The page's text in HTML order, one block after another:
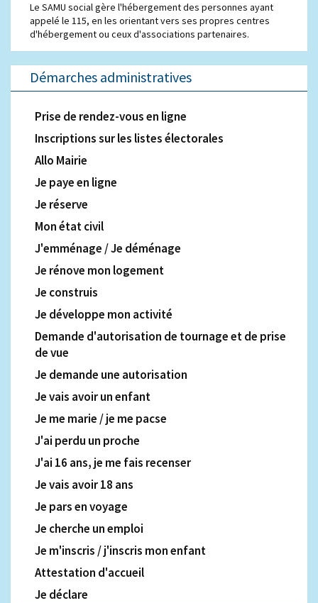
Le SAMU social gère l'hébergement des personnes ayant
appelé le 115, en les orientant vers ses propres centres
d'hébergement ou ceux d'associations partenaires.
Démarches administratives
Prise de rendez-vous en ligne
Inscriptions sur les listes électorales
Allo Mairie
Je paye en ligne
Je réserve
Mon état civil
J'emménage / Je déménage
Je rénove mon logement
Je construis
Je développe mon activité
Demande d'autorisation de tournage et de prise
de vue
Je demande une autorisation
Je vais avoir un enfant
Je me marie / je me pacse
J'ai perdu un proche
J'ai 16 ans, je me fais recenser
Je vais avoir 18 ans
Je pars en voyage
Je cherche un emploi
Je m'inscris / j'inscris mon enfant
Attestation d'accueil
Je déclare